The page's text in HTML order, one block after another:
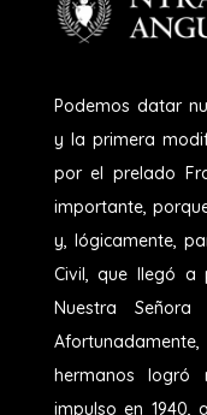
Podemos datar
y la primera
por el prelado
importante,
y, lógicamente,
Civil, que llegó a
Nuestra
hermanos logró
impulso en 1940,